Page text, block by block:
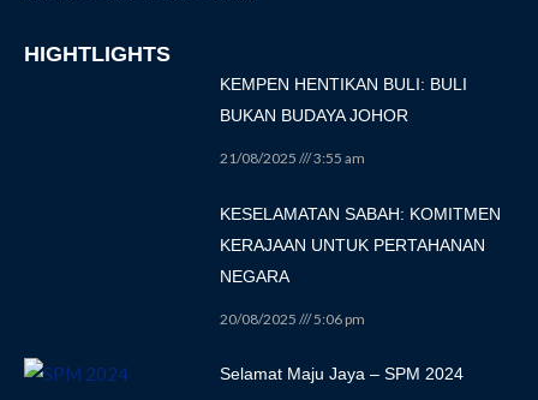
HIGHTLIGHTS
KEMPEN HENTIKAN BULI: BULI
BUKAN BUDAYA JOHOR
21/08/2025 3:55 am
KESELAMATAN SABAH: KOMITMEN
KERAJAAN UNTUK PERTAHANAN
NEGARA
20/08/2025 5:06 pm
Selamat Maju Jaya – SPM 2024